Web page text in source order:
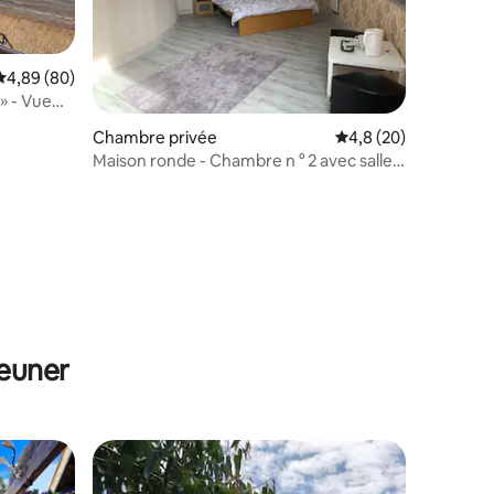
: 4,95 sur 5
moyenne sur la base de 80 commentaires : 4,89 sur 5
4,89 (80)
- Vue
Chambre privée Évaluation moyenne
4,8 (20)
Maison ronde - Chambre n ° 2 avec salle